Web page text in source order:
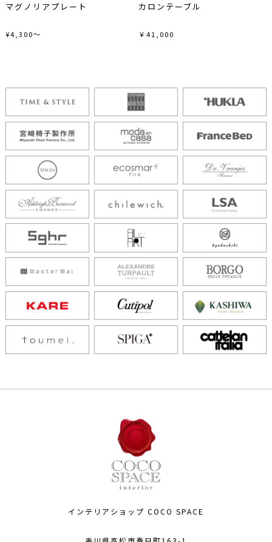
マグノリアプレート
¥4,300～
カロンテーブル
￥41,000
インテリアショップ COCO SPACE